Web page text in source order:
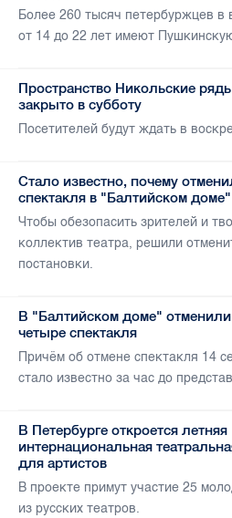
Более 260 тысяч петербуржцев в
от 14 до 22 лет имеют
Пространство Никольские
закрыто в субботу
Посетителей будут ждать в
Стало известно, почему
спектакля в "Балтийском доме"
Чтобы обезопасить зрителей и
коллектив театра, решили
постановки.
В "Балтийском доме" отменили
четыре спектакля
Причём об отмене спектакля 14
стало известно за час до
В Петербурге откроется летняя
интернациональная
для артистов
В проекте примут участие 25
из русских театров.